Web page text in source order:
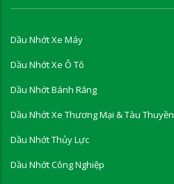
Dầu Nhớt Xe Máy
Dầu Nhớt Xe Ô Tô
Dầu Nhớt Bánh Răng
Dầu Nhớt Xe Thương Mại & Tàu Thuyền
Dầu Nhớt Thủy Lực
Dầu Nhớt Công Nghiệp